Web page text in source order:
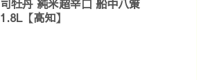
司牡丹 純米超辛口 船中八策
1.8L【高知】